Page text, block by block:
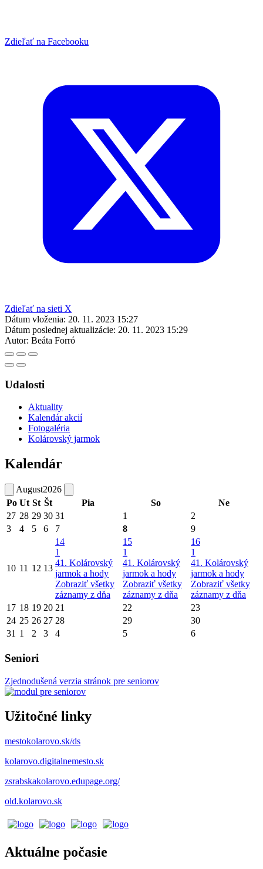
Zdieľať na Facebooku
Zdieľať na sieti X
Dátum vloženia: 20. 11. 2023 15:27
Dátum poslednej aktualizácie: 20. 11. 2023 15:29
Autor: Beáta Forró
Udalosti
Aktuality
Kalendár akcií
Fotogaléria
Kolárovský jarmok
Kalendár
August2026
Po Ut St Št Pia So
Ne
27 28 29 30 31 1
2
3
4 5 6 7 8 9
10 11 12 13
14
1
41. Kolárovský
jarmok a hody
Zobraziť všetky
záznamy z dňa
15
1
41. Kolárovský
jarmok a hody
Zobraziť všetky
záznamy z dňa
16
1
41. Kolárovský
jarmok a hody
Zobraziť všetky
záznamy z dňa
17 18 19 20 21 22
23
24 25 26 27 28 29
30
31 1 2 3 4 5 6
Seniori
Zjednodušená verzia stránok pre seniorov
Užitočné linky
mestokolarovo.sk/ds
kolarovo.digitalnemesto.sk
zsrabskakolarovo.edupage.org/
old.kolarovo.sk
Aktuálne počasie